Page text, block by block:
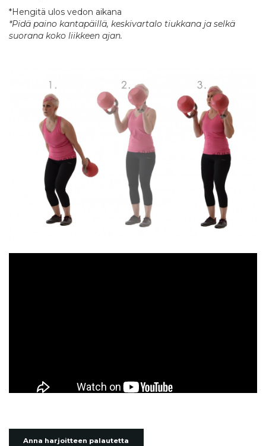
*Hengitä ulos vedon aikana
*Pidä paino kantapäillä, keskivartalo tiukkana ja selkä
suorana koko liikkeen ajan.
Anna harjoitteen palautetta